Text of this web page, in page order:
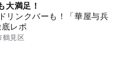
大満足！
リンクバーも！「華屋与兵
レポ
鶴見区